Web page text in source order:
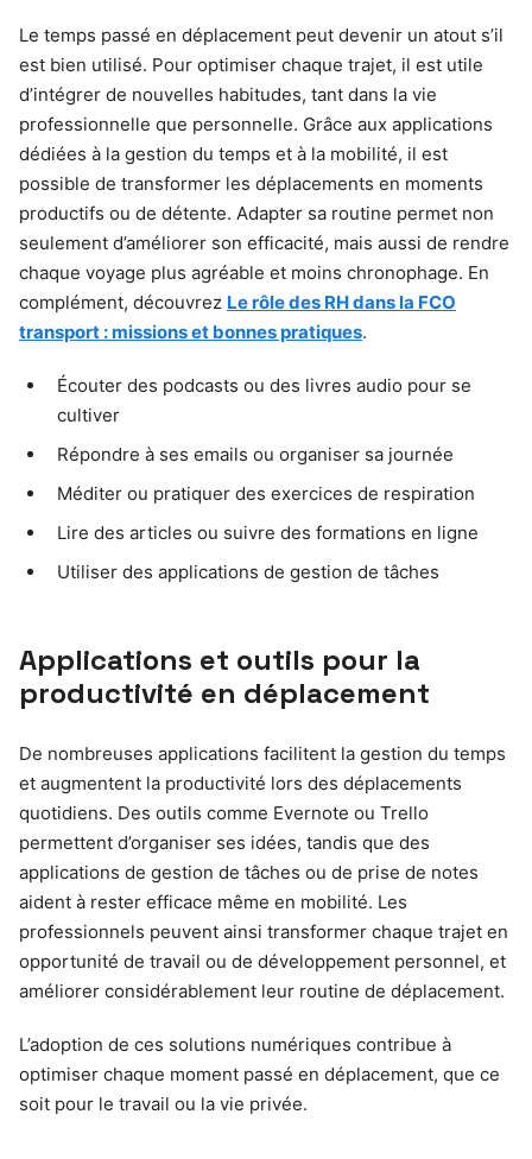
Le temps passé en déplacement peut devenir un atout s’il
est bien utilisé. Pour optimiser chaque trajet, il est utile
d’intégrer de nouvelles habitudes, tant dans la vie
professionnelle que personnelle. Grâce aux applications
dédiées à la gestion du temps et à la mobilité, il est
possible de transformer les déplacements en moments
productifs ou de détente. Adapter sa routine permet non
seulement d’améliorer son efficacité, mais aussi de rendre
chaque voyage plus agréable et moins chronophage. En
complément, découvrez Le rôle des RH dans la FCO
transport : missions et bonnes pratiques.
Écouter des podcasts ou des livres audio pour se
cultiver
Répondre à ses emails ou organiser sa journée
Méditer ou pratiquer des exercices de respiration
Lire des articles ou suivre des formations en ligne
Utiliser des applications de gestion de tâches
Applications et outils pour la
productivité en déplacement
De nombreuses applications facilitent la gestion du temps
et augmentent la productivité lors des déplacements
quotidiens. Des outils comme Evernote ou Trello
permettent d’organiser ses idées, tandis que des
applications de gestion de tâches ou de prise de notes
aident à rester efficace même en mobilité. Les
professionnels peuvent ainsi transformer chaque trajet en
opportunité de travail ou de développement personnel, et
améliorer considérablement leur routine de déplacement.
L’adoption de ces solutions numériques contribue à
optimiser chaque moment passé en déplacement, que ce
soit pour le travail ou la vie privée.